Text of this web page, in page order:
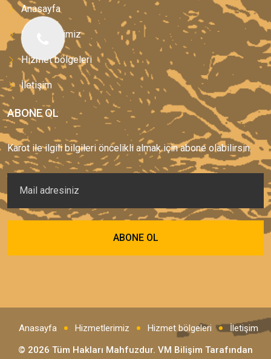
Anasayfa
Hizmetlerimiz
Hizmet bölgeleri
İletişim
ABONE OL
Karot ile ilgili bilgileri öncelikli almak için abone olabilirsin.
Anasayfa Hizmetlerimiz Hizmet bölgeleri
İletişim
© 2026 Tüm Hakları Mahfuzdur. VM Bilişim Tarafından